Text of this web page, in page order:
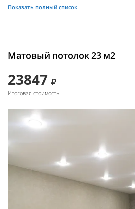
Показать полный список
Матовый потолок 23 м2
23847
Итоговая стоимость